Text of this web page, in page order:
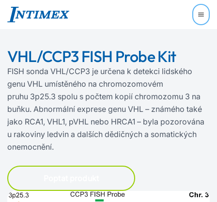
VHL/CCP3 FISH Probe Kit
FISH sonda VHL/CCP3 je určena k detekci lidského
genu VHL umístěného na chromozomovém
pruhu 3p25.3 spolu s počtem kopií chromozomu 3 na
buňku. Abnormální exprese genu VHL – známého také
jako RCA1, VHL1, pVHL nebo HRCA1 – byla pozorována
u rakoviny ledvin a dalších dědičných a somatických
onemocnění.